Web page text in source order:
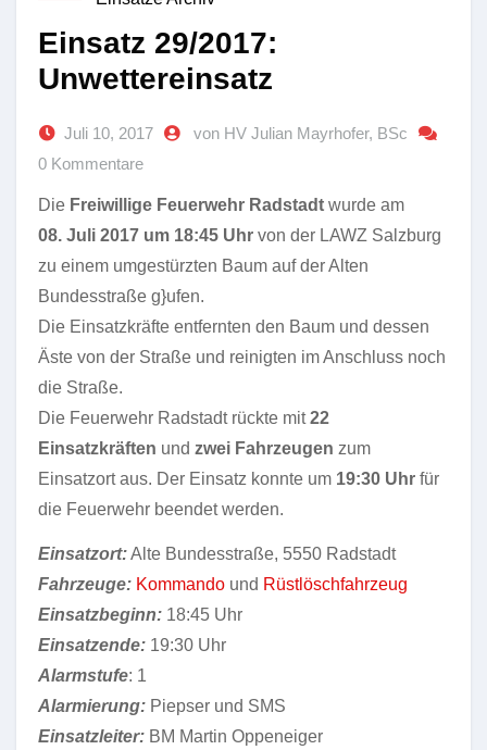
Einsatz 29/2017:
Unwettereinsatz
Juli 10, 2017
von HV Julian Mayrhofer, BSc
0 Kommentare
Die Freiwillige Feuerwehr Radstadt wurde am
08. Juli 2017 um 18:45 Uhr von der LAWZ Salzburg
zu einem umgestürzten Baum auf der Alten
Bundesstraße g}ufen.
Die Einsatzkräfte entfernten den Baum und dessen
Äste von der Straße und reinigten im Anschluss noch
die Straße.
Die Feuerwehr Radstadt rückte mit22
Einsatzkräften und zwei Fahrzeugen zum
Einsatzort aus. Der Einsatz konnte um 19:30 Uhr für
die Feuerwehr beendet werden.
Einsatzort:Alte Bundesstraße, 5550 Radstadt
Fahrzeuge: Kommando und Rüstlöschfahrzeug
Einsatzbeginn: 18:45 Uhr
Einsatzende: 19:30 Uhr
Alarmstufe: 1
Alarmierung: Piepser und SMS
Einsatzleiter: BM Martin Oppeneiger